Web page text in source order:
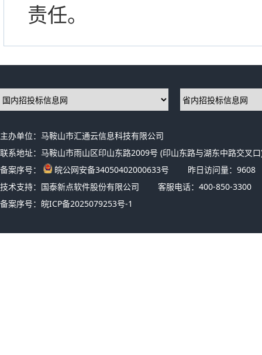
责任。
主办单位：马鞍山市汇通云信息科技有限公司
联系地址：马鞍山市雨山区印山东路2009号 (印山东路与湖东中路交叉
备案序号：
皖公网安备34050402000633号 昨日访问量： 9608
技术支持：国泰新点软件股份有限公司
客服电话：400-850-3300
备案序号： 皖ICP备2025079253号-1